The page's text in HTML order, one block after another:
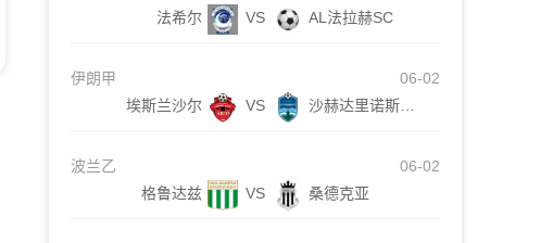
法希尔
VS AL法拉赫SC
伊朗甲
06-02
埃斯兰沙尔
VS
波兰乙
06-02
格鲁达兹
VS 桑德克亚